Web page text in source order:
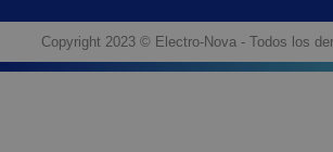
Copyright 2023 © Electro-Nova - Todos los